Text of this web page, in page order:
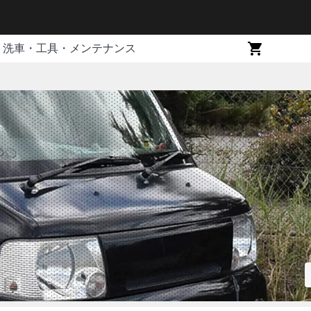
洗車・工具・メンテナンス